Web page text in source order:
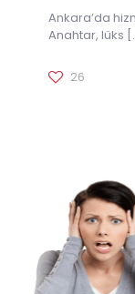
Ankara’da
Anahtar, lüks
26